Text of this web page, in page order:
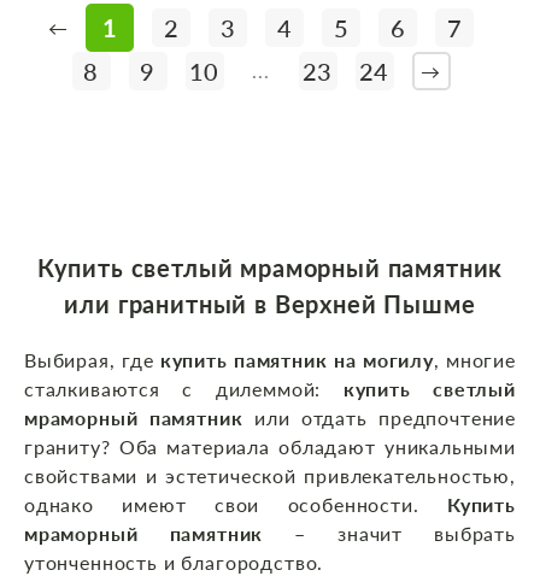
← 1 2 3 4 5 6
7
8
9 10 ... 23 24 →
Купить светлый мраморный памятник
или гранитный в Верхней Пышме
Выбирая, где купить памятник на могилу, многие
сталкиваются с дилеммой: купить светлый
мраморный памятник или отдать предпочтение
граниту? Оба материала обладают уникальными
свойствами и эстетической привлекательностью,
однако имеют свои особенности. Купить
мраморный памятник
– значит выбрать
утонченность и благородство.